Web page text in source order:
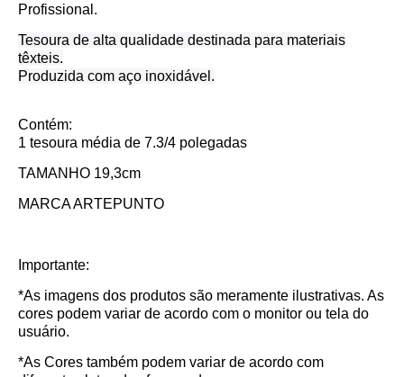
Profissional.
Tesoura de alta qualidade destinada para materiais
têxteis.
Produzida com aço inoxidável.
Contém:
1 tesoura média de 7.3/4 polegadas
TAMANHO 19,3cm
MARCA ARTEPUNTO
Importante:
*As imagens dos produtos são meramente ilustrativas. As
cores podem variar de acordo com o monitor ou tela do
usuário.
*As Cores também podem variar de acordo com